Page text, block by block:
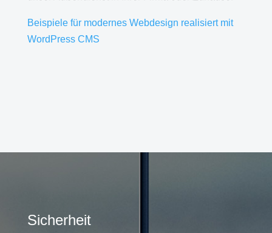
Beispiele für modernes Webdesign realisiert mit
WordPress CMS
Sicherheit